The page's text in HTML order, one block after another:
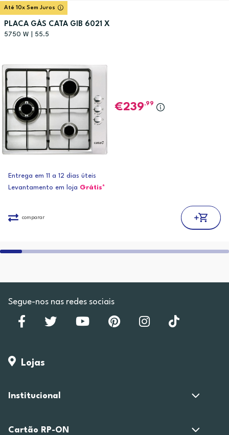
Até 10x Sem Juros
PLACA GÁS CATA GIB 6021 X
5750 W | 55.5
239,99
Entrega em 11 a 12 dias úteis
Levantamento em loja Grátis*
comparar
Segue-nos nas redes sociais
Lojas
Institucional
Cartão RP-ON